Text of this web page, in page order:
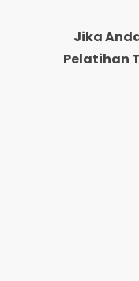
Jika
Pelatihan